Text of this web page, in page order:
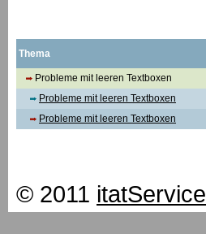
Thema
Probleme mit leeren Textboxen
Probleme mit leeren Textboxen
Probleme mit leeren Textboxen
© 2011 itatService